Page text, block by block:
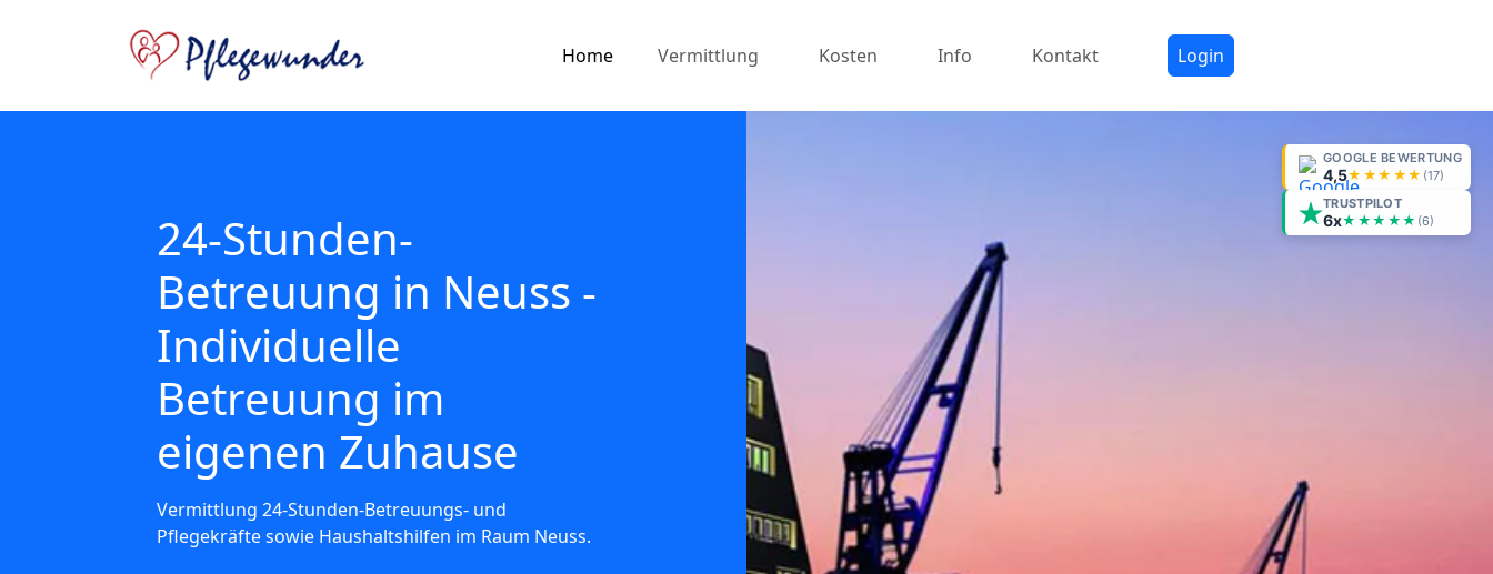
Home Vermittlung Kosten Info Kontakt Login
GOOGLE BEWERTUNG
4,5★★★★★ (17)
TRUSTPILOT
6x★★★★★ (6)
24-Stunden-
Betreuung in Neuss -
Individuelle
Betreuung im
eigenen Zuhause
Vermittlung 24-Stunden-Betreuungs- und
Pflegekräfte sowie Haushaltshilfen im Raum Neuss.